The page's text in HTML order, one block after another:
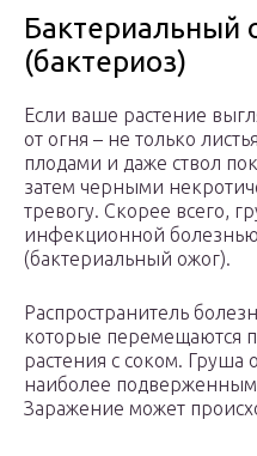
Бактериальный
(бактериоз)
Если ваше растение
от огня – не только
плодами и даже ствол
затем черными
тревогу. Скорее всего,
инфекционной
(бактериальный ожог).
Распространитель
которые перемещаются
растения с соком. Груша
наиболее
Заражение может